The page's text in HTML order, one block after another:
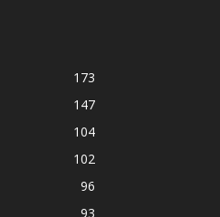
173
147
104
102
96
93